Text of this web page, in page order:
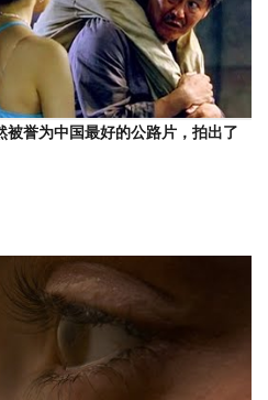
被誉为中国最好的公路片，拍出了